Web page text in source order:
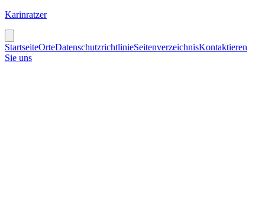
Karinratzer
StartseiteOrteDatenschutzrichtlinieSeitenverzeichnisKontaktieren
Sie uns